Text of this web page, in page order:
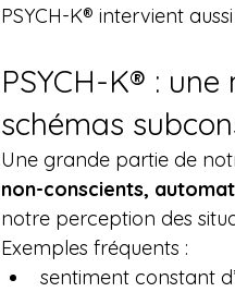
PSYCH-K® intervient
PSYCH-K® :
schémas
Une grande partie de
non-conscients,
notre perception des
Exemples fréquents :
sentiment constant